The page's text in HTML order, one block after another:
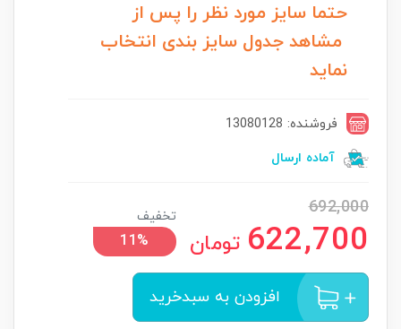
حتما سایز مورد نظر را پس از
مشاهد جدول سایز بندی انتخاب
نماید
فروشنده: 13080128
آماده ارسال
692,000
622,700 تومان
تخفیف
11%
افزودن به سبدخرید